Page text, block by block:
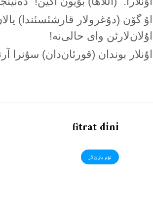
اۇ گۆن (دۇغرولار قارشئسئندا)
اۇلان‌لارئن وای حالی‌نە!
اۇنلار بوندان (قورئان‌دان) سۇنرا
fitrat dini
تۆم یازئ‌لار